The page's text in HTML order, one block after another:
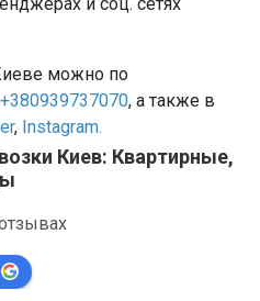
можно по
+380939737070, а также в
, Instagram.
Киев: Квартирные,